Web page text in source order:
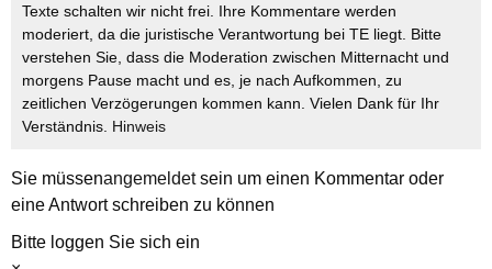
Texte schalten wir nicht frei. Ihre Kommentare werden
moderiert, da die juristische Verantwortung bei TE liegt. Bitte
verstehen Sie, dass die Moderation zwischen Mitternacht und
morgens Pause macht und es, je nach Aufkommen, zu
zeitlichen Verzögerungen kommen kann. Vielen Dank für Ihr
Verständnis. Hinweis
Sie müssenangemeldetsein um einen Kommentar oder
eine Antwort schreiben zu können
Bitte loggen Sie sich ein